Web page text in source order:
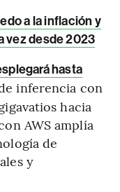
a la inflación y
vez desde 2023
hasta
inferencia con
hacia
AWS amplía
de
y